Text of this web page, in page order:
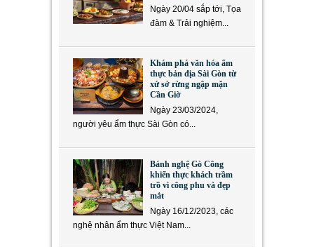
Ngày 20/04 sắp tới, Tọa
đàm & Trải nghiệm...
Khám phá văn hóa ẩm
thực bản địa Sài Gòn từ
xứ sở rừng ngập mặn
Cần Giờ
Ngày 23/03/2024,
người yêu ẩm thực Sài Gòn có...
Bánh nghệ Gò Công
khiến thực khách trầm
trồ vì công phu và đẹp
mắt
Ngày 16/12/2023, các
nghệ nhân ẩm thực Việt Nam...